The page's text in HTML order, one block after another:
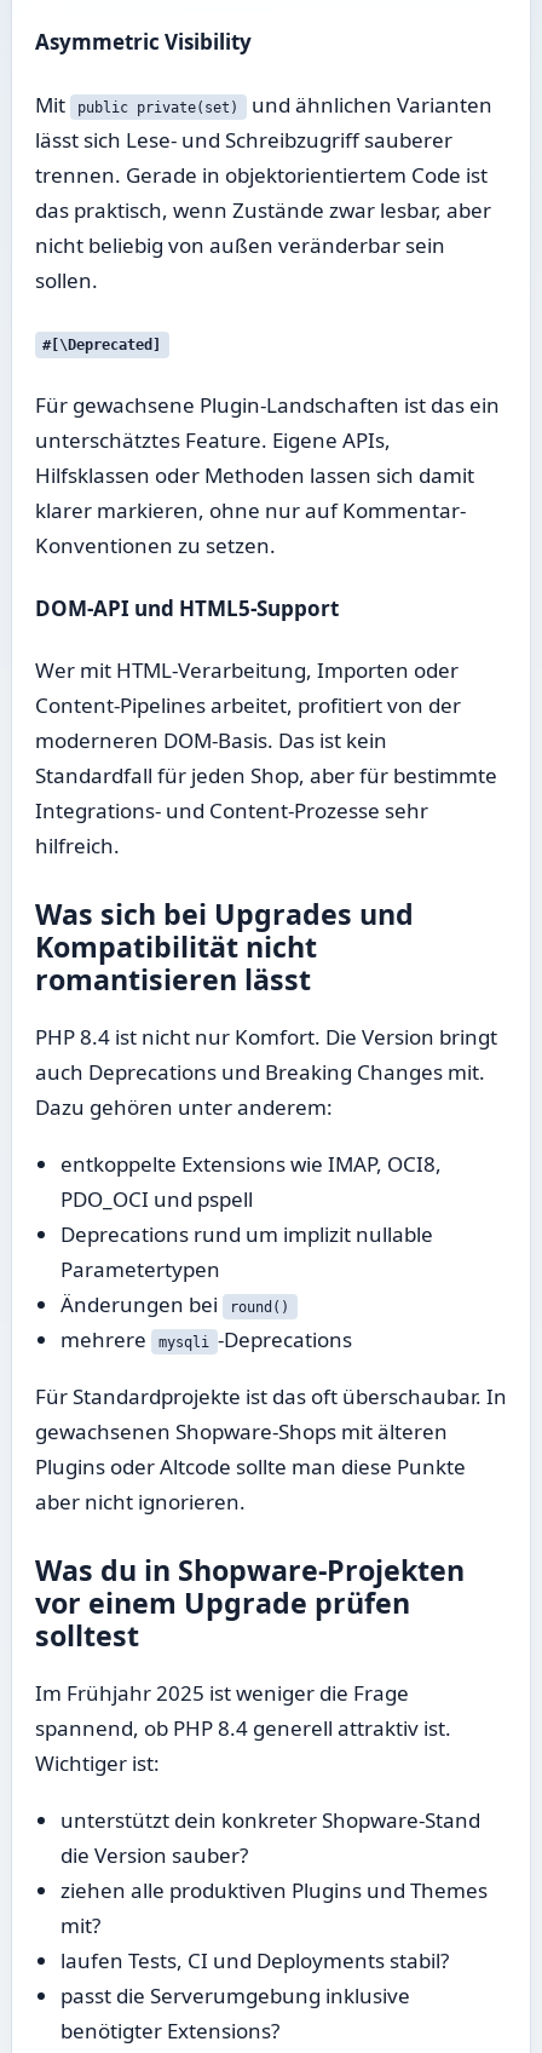
Asymmetric Visibility
Mit public private(set) und ähnlichen Varianten
lässt sich Lese- und Schreibzugriff sauberer
trennen. Gerade in objektorientiertem Code ist
das praktisch, wenn Zustände zwar lesbar, aber
nicht beliebig von außen veränderbar sein
sollen.
#[\Deprecated]
Für gewachsene Plugin-Landschaften ist das ein
unterschätztes Feature. Eigene APIs,
Hilfsklassen oder Methoden lassen sich damit
klarer markieren, ohne nur auf Kommentar-
Konventionen zu setzen.
DOM-API und HTML5-Support
Wer mit HTML-Verarbeitung, Importen oder
Content-Pipelines arbeitet, profitiert von der
moderneren DOM-Basis. Das ist kein
Standardfall für jeden Shop, aber für bestimmte
Integrations- und Content-Prozesse sehr
hilfreich.
Was sich bei Upgrades und
Kompatibilität nicht
romantisieren lässt
PHP 8.4 ist nicht nur Komfort. Die Version bringt
auch Deprecations und Breaking Changes mit.
Dazu gehören unter anderem:
entkoppelte Extensions wie IMAP, OCI8,
PDO_OCI und pspell
Deprecations rund um implizit nullable
Parametertypen
Änderungen bei
round()
mehrere mysqli -Deprecations
Für Standardprojekte ist das oft überschaubar. In
gewachsenen Shopware-Shops mit älteren
Plugins oder Altcode sollte man diese Punkte
aber nicht ignorieren.
Was du in Shopware-Projekten
vor einem Upgrade prüfen
solltest
Im Frühjahr 2025 ist weniger die Frage
spannend, ob PHP 8.4 generell attraktiv ist.
Wichtiger ist:
unterstützt dein konkreter Shopware-Stand
die Version sauber?
ziehen alle produktiven Plugins und Themes
mit?
laufen Tests, CI und Deployments stabil?
passt die Serverumgebung inklusive
benötigter Extensions?